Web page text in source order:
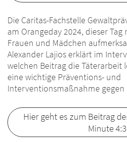
Die Caritas-Fachstelle
am Orangeday 2024, dieser
Frauen und Mädchen
Alexander Lajios erklärt im
welchen Beitrag die Täterarbeit
eine wichtige Präventions- und
Interventionsmaßnahme gegen
Hier geht es zum Beitrag
Minute